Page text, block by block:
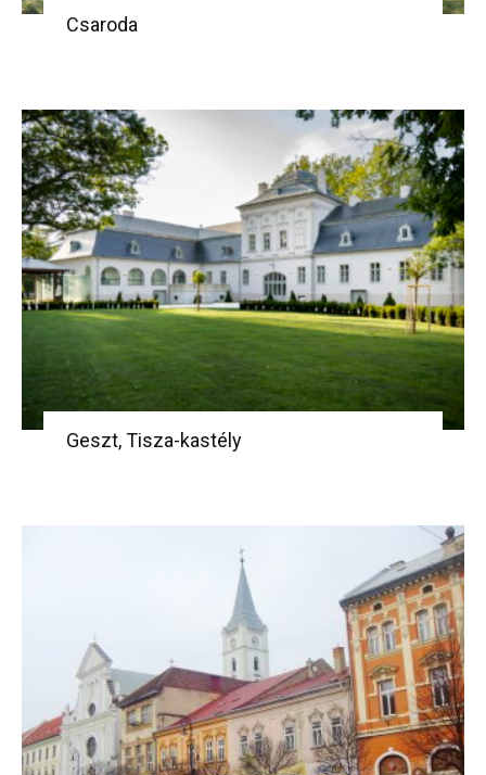
Csaroda
Geszt, Tisza-kastély